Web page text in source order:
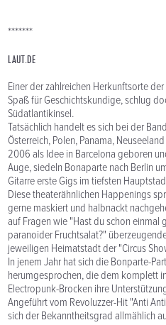
*******
LAUT.DE
Einer der zahlreichen Herkunftsorte
Spaß für Geschichtskundige, schlug
Südatlantikinsel.
Tatsächlich handelt es sich bei der
Österreich, Polen, Panama,
2006 als Idee in Barcelona geboren
Auge, siedeln Bonaparte nach Berlin
Gitarre erste Gigs im tiefsten
Diese theaterähnlichen Happenings
gerne maskiert und halbnackt
auf Fragen wie "Hast du schon einmal
paranoider Fruchtsalat?"
jeweiligen Heimatstadt der "Circus
In jenem Jahr hat sich die Bonparte-
herumgesprochen, die dem komplett
Electropunk-Brocken ihre
Angeführt vom Revoluzzer-Hit "Anti
sich der Bekanntheitsgrad allmählich